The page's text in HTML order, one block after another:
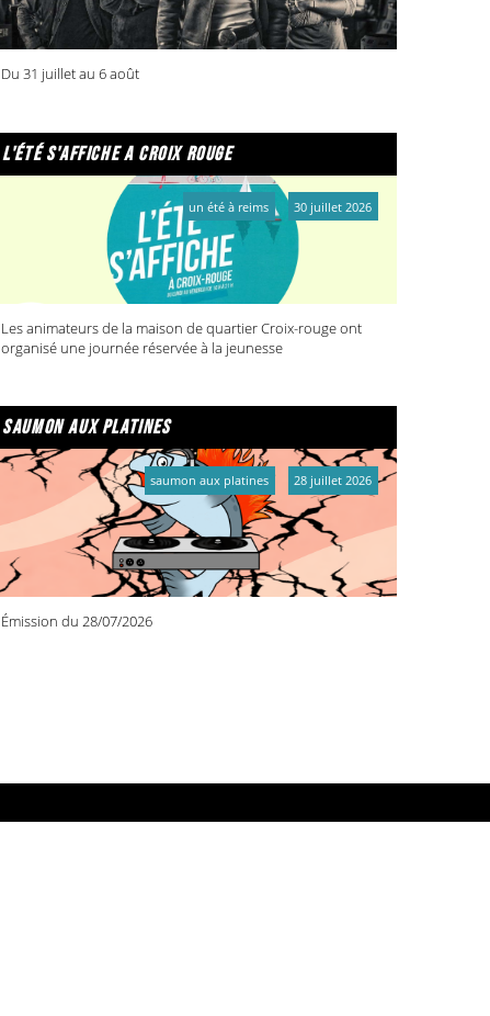
Du 31 juillet au 6 août
l'été s'affiche a croix rouge
Les animateurs de la maison de quartier Croix-rouge ont
organisé une journée réservée à la jeunesse
un été à reims 30 juillet 2026
saumon aux platines
Émission du 28/07/2026
saumon aux platines 28 juillet 2026